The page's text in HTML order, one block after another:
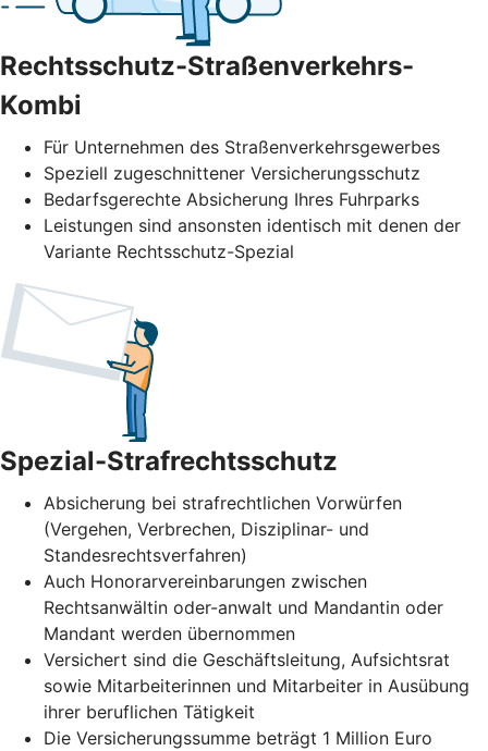
Rechtsschutz-Straßenverkehrs-
Kombi
Für Unternehmen des Straßenverkehrs­gewerbes
Speziell zugeschnittener Versicherungsschutz
Bedarfsgerechte Absicherung Ihres Fuhrparks
Leistungen sind ansonsten identisch mit denen der
Variante Rechtsschutz-Spezial
Spezial-Strafrechtsschutz
Absicherung bei strafrechtlichen Vorwürfen
(Vergehen, Verbrechen, Disziplinar- und
Standesrechtsverfahren)
Auch Honorarvereinbarungen zwischen
Rechtsanwältin oder-anwalt und Mandantin oder
Mandant werden übernommen
Versichert sind die Geschäftsleitung, Aufsichtsrat
sowie Mitarbeiterinnen und Mitarbeiter in Ausübung
ihrer beruflichen Tätigkeit
Die Versicherungssumme beträgt 1 Million Euro